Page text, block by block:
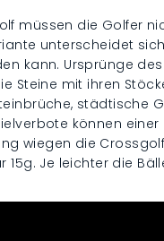
müssen die Golfer
unterscheidet
kann. Ursprünge
Steine mit ihren
städtische
können
wiegen die
15g. Je leichter die